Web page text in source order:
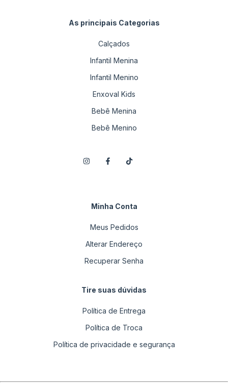
As principais Categorias
Calçados
Infantil Menina
Infantil Menino
Enxoval Kids
Bebê Menina
Bebê Menino
Minha Conta
Meus Pedidos
Alterar Endereço
Recuperar Senha
Tire suas dúvidas
Política de Entrega
Política de Troca
Política de privacidade e segurança